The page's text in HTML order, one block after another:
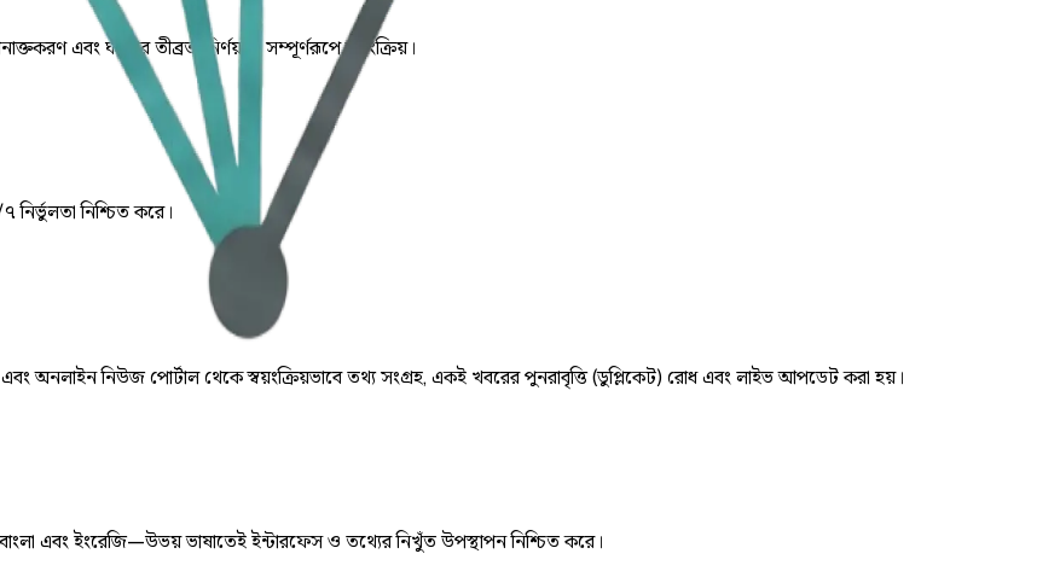
এবং ঘটনার তীব্রতা নির্ণয় যা সম্পূর্ণরূপে স্বয়ংক্রিয়।
নির্ভুলতা নিশ্চিত করে।
এবং অনলাইন নিউজ পোর্টাল থেকে স্বয়ংক্রিয়ভাবে তথ্য সংগ্রহ, একই খবরের পুনরাবৃত্তি (ডুপ্লিকেট) রোধ এবং লাইভ আপডেট করা হয়।
এবং ইংরেজি—উভয় ভাষাতেই ইন্টারফেস ও তথ্যের নিখুঁত উপস্থাপন নিশ্চিত করে।